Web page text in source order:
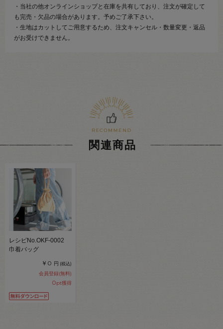
・当社の他オンラインショップと在庫を共有しており、注文が確定して
も完売・欠品の場合があります。予めご了承下さい。
・生地はカットしてご用意するため、注文キャンセル・数量変更・返品
がお受けできません。
関連商品
レシピNo.OKF-0002
巾着バッグ
￥0 円 (税込)
会員登録(無料)
0pt獲得